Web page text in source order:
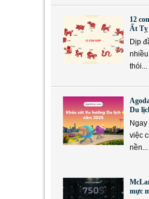
12
Ất Tỵ
Dịp
thói...
Du
việc
nền...
mực